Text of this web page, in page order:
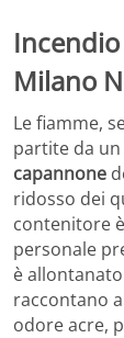
Milano
Le fiamme,
partite da un
capannone
ridosso dei
contenitore
personale
è
raccontano
odore acre,